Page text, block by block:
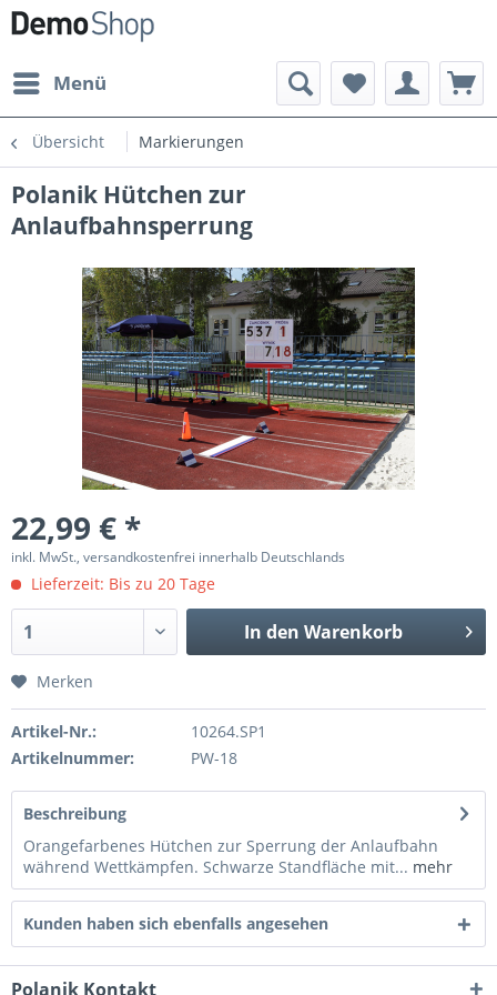
Menü
Übersicht Markierungen
Polanik Hütchen zur
Anlaufbahnsperrung
22,99 € *
inkl. MwSt., versandkostenfrei innerhalb Deutschlands
Lieferzeit: Bis zu 20 Tage
In den Warenkorb
Merken
Artikel-Nr.:
10264.SP1
Artikelnummer:
PW-18
Beschreibung
Orangefarbenes Hütchen zur Sperrung der Anlaufbahn
während Wettkämpfen. Schwarze Standfläche mit... mehr
Kunden haben sich ebenfalls angesehen
Polanik Kontakt